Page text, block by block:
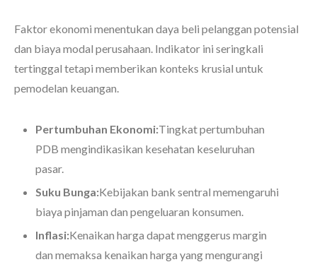
Faktor ekonomi menentukan daya beli pelanggan potensial
dan biaya modal perusahaan. Indikator ini seringkali
tertinggal tetapi memberikan konteks krusial untuk
pemodelan keuangan.
Pertumbuhan Ekonomi:Tingkat pertumbuhan
PDB mengindikasikan kesehatan keseluruhan
pasar.
Suku Bunga:Kebijakan bank sentral memengaruhi
biaya pinjaman dan pengeluaran konsumen.
Inflasi:Kenaikan harga dapat menggerus margin
dan memaksa kenaikan harga yang mengurangi